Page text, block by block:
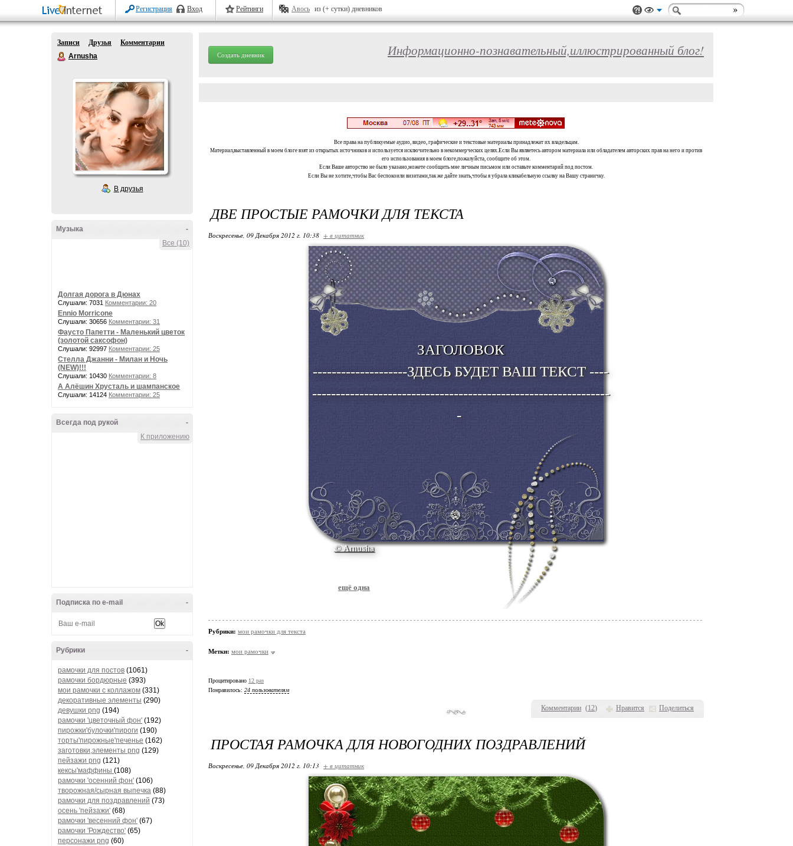
Регистрация Вход Рейтинги Авось из (+ сутки) дневников
Записи Друзья
Комментарии
Arnusha
В друзья
-
Музыка
Все (10)
Долгая дорога в Дюнах
Слушали: 7031 Комментарии: 20
Ennio Morricone
Слушали: 30656 Комментарии: 31
Фаусто Папетти - Маленький цветок
(золотой саксофон)
Слушали: 92997 Комментарии: 25
Стелла Джанни - Милан и Ночь
(NEW)!!!
Слушали: 10430 Комментарии: 8
А Алёшин Хрусталь и шампанское
Слушали: 14124 Комментарии: 25
-
Всегда под рукой
К приложению
-
Подписка по e-mail
-
Рубрики
рамочки для постов (1061)
рамочки бордюрные (393)
мои рамочки с коллажом (331)
декоративные элементы (290)
девушки png (194)
рамочки 'цветочный фон' (192)
пирожки'булочки'пироги (190)
торты'пирожные'печенье (162)
заготовки,элементы png (129)
пейзажи png (121)
кексы'маффины (108)
рамочки 'осенний фон' (106)
творожная/сырная выпечка (88)
рамочки для поздравлений (73)
осень 'пейзажи' (68)
рамочки 'весенний фон' (67)
рамочки 'Рождество' (65)
персонажи png (60)
Создать дневник Информационно-познавательный,иллюстрированный блог!
Все права на публикуемые аудио, видео, графические и текстовые материалы принадлежат их владельцам.
Материал,выставленный в моем блоге взят из открытых источников и используется исключительно в некоммерческих целях.Если Вы являетесь автором материала или обладателем авторских прав на него и против
его использования в моем блоге,пожалуйста, сообщите об этом.
Если Ваше авторство не было указано,можете сообщить мне личным письмом или оставьте комментарий под постом.
Если Вы не хотите,чтобы Вас беспокоили визитами,так же дайте знать,чтобы я убрала кликабельную ссылку на Вашу страничку.
Комментарии (12) Нравится Поделиться
ДВЕ ПРОСТЫЕ РАМОЧКИ ДЛЯ ТЕКСТА
Воскресенье, 09 Декабря 2012 г. 10:38 + в цитатник
ЗАГОЛОВОК
--------------------ЗДЕСЬ БУДЕТ ВАШ ТЕКСТ ----
---------------------------------------------------------------
-
© Arnusha
ещё одна
Рубрики: мои рамочки для текста
Метки: мои рамочки
Процитировано 12 раз
Понравилось: 24 пользователям
ПРОСТАЯ РАМОЧКА ДЛЯ НОВОГОДНИХ ПОЗДРАВЛЕНИЙ
Воскресенье, 09 Декабря 2012 г. 10:13 + в цитатник